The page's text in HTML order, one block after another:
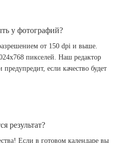
у фотографий?
от 150 dpi и выше.
пикселей. Наш редактор
если качество будет
результат?
Если в готовом календаре вы